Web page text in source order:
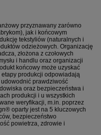
przyznawany zarówno
jak i końcowym
tekstyliów (naturalnych i
odzieżowych. Organizację
złożona z czołowych
i handlu oraz organizacji
końcowy może uzyskać
etapy produkcji odpowiadają
prawdziwość
oraz bezpieczeństwa i
produkcji i u wszystkich
weryfikacji, m.in. poprzez
oparty jest na 5 kluczowych
bezpieczeństwo
powietrza, zdrowie i